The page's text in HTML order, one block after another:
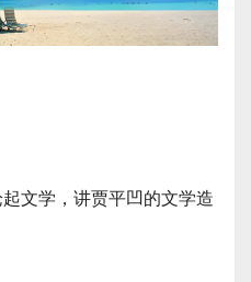
文学，讲贾平凹的文学造